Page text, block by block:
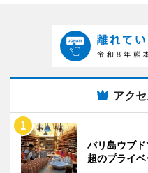
アク
バリ島ウブ
超のプライ